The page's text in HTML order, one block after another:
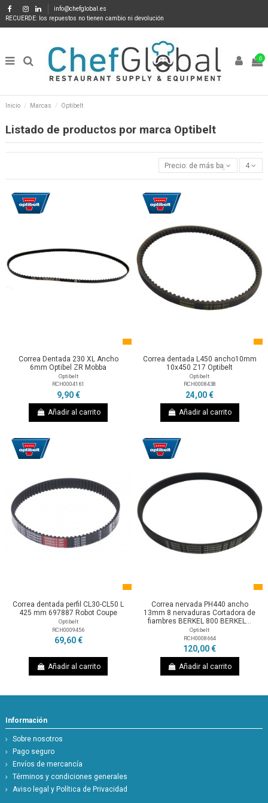
info@chefglobal.es
RECUERDE: los repuestos no tienen cambio ni devolución
0
Inicio Marcas Optibelt
Listado de productos por marca Optibelt
Precio: de más bajo a más alto
4
Correa Dentada 230 XL Ancho
6mm Optibel ZR Mobba
Optibelt
RCH0004161
9,90 €
Añadir al carrito
Correa dentada L450 ancho10mm
10x450 Z17 Optibelt
Optibelt
RCH0008438
24,00 €
Añadir al carrito
Correa dentada perfil CL30-CL50 L
425 mm 697887 Robot Coupe
Optibelt
RCH0009456
69,60 €
Añadir al carrito
Correa nervada PH440 ancho
13mm 8 nervaduras Cortadora de
fiambres BERKEL 800 BERKEL...
Optibelt
RCH0008664
120,00 €
Añadir al carrito
Información
Sobre nosotros
Pago seguro
Envíos de mercancía
Términos y condiciones generales
Aviso legal y Política de Privacidad